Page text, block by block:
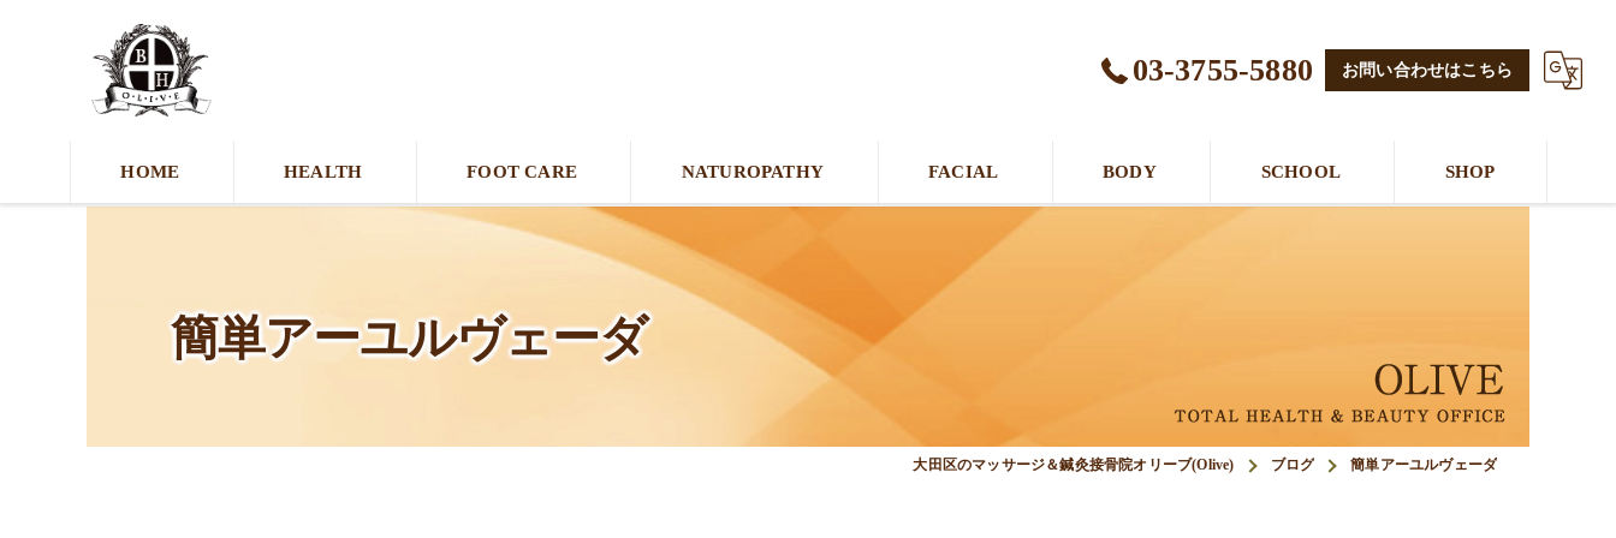
03-3755-5880 お問い合わせはこちら
HOME HEALTH FOOT CARE NATUROPATHY FACIAL BODY SCHOOL SHOP
簡単アーユルヴェーダ
大田区のマッサージ＆鍼灸接骨院オリーブ(Olive) ブログ 簡単アーユルヴェーダ